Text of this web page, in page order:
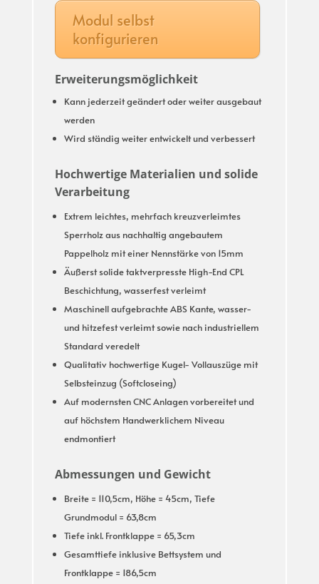
Modul selbst
konfigurieren
Erweiterungsmöglichkeit
Kann jederzeit geändert oder weiter ausgebaut
werden
Wird ständig weiter entwickelt und verbessert
Hochwertige Materialien und solide
Verarbeitung
Extrem leichtes, mehrfach kreuzverleimtes
Sperrholz aus nachhaltig angebautem
Pappelholz mit einer Nennstärke von 15mm
Äußerst solide taktverpresste High-End CPL
Beschichtung, wasserfest verleimt
Maschinell aufgebrachte ABS Kante, wasser-
und hitzefest verleimt sowie nach industriellem
Standard veredelt
Qualitativ hochwertige Kugel- Vollauszüge mit
Selbsteinzug (Softcloseing)
Auf modernsten CNC Anlagen vorbereitet und
auf höchstem Handwerklichem Niveau
endmontiert
Abmessungen und Gewicht
Breite = 110,5cm, Höhe = 45cm, Tiefe
Grundmodul = 63,8cm
Tiefe inkl. Frontklappe = 65,3cm
Gesamttiefe inklusive Bettsystem und
Frontklappe = 186,5cm